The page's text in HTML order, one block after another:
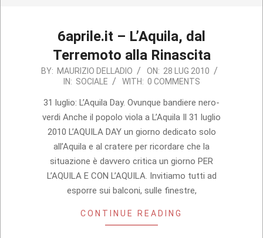
6aprile.it – L’Aquila, dal
Terremoto alla Rinascita
2010-
28
BY: MAURIZIO DELLADIO ON: 28 LUG 2010
IN: SOCIALE WITH: 0 COMMENTS
31 luglio: L’Aquila Day. Ovunque bandiere nero-
verdi Anche il popolo viola a L’Aquila Il 31 luglio
2010 L’AQUILA DAY un giorno dedicato solo
all’Aquila e al cratere per ricordare che la
situazione è davvero critica un giorno PER
L’AQUILA E CON L’AQUILA. Invitiamo tutti ad
esporre sui balconi, sulle finestre,
CONTINUE READING